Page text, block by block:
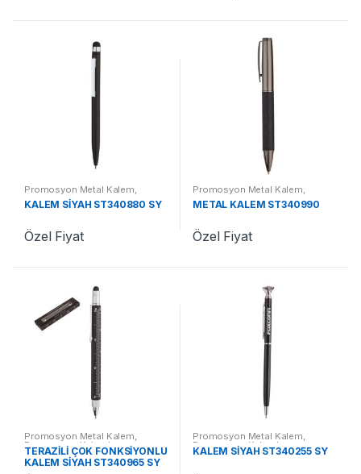
Promosyon Metal Kalem
Promosyon Kalemler
KALEM SİYAH ST340880 SY
Özel Fiyat
Promosyon Metal Kalem
Promosyon Kalemler
METAL KALEM ST340990
Özel Fiyat
Promosyon Metal Kalem,
Promosyon Kalemler
TERAZİLİ ÇOK FONKSİYONLU
KALEM SİYAH ST340965 SY
Promosyon Metal Kalem,
Promosyon Kalemler
KALEM SİYAH ST340255 SY